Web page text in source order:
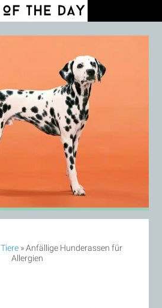
Tiere»Anfällige Hunderassen für
Allergien